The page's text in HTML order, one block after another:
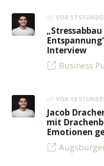
VOR 17
Interview
Business
VOR 18
Jacob
mit
Emotionen